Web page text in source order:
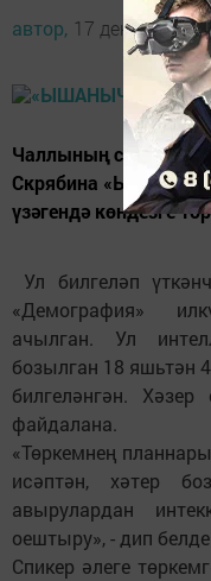
автор, 17 декабрь
Чаллының социаль
Скрябина «Ышаныч»
үзәгендә көндезге
Ул билгеләп
«Демография»
ачылган. Ул
бозылган 18 яшьтән
билгеләнгән.
файдалана.
«Төркемнең
исәптән, хәтер
авырулардан
оештыру», - дип
Спикер әлеге